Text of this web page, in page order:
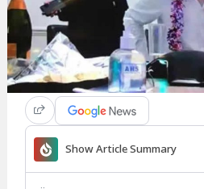
Show Article Summary